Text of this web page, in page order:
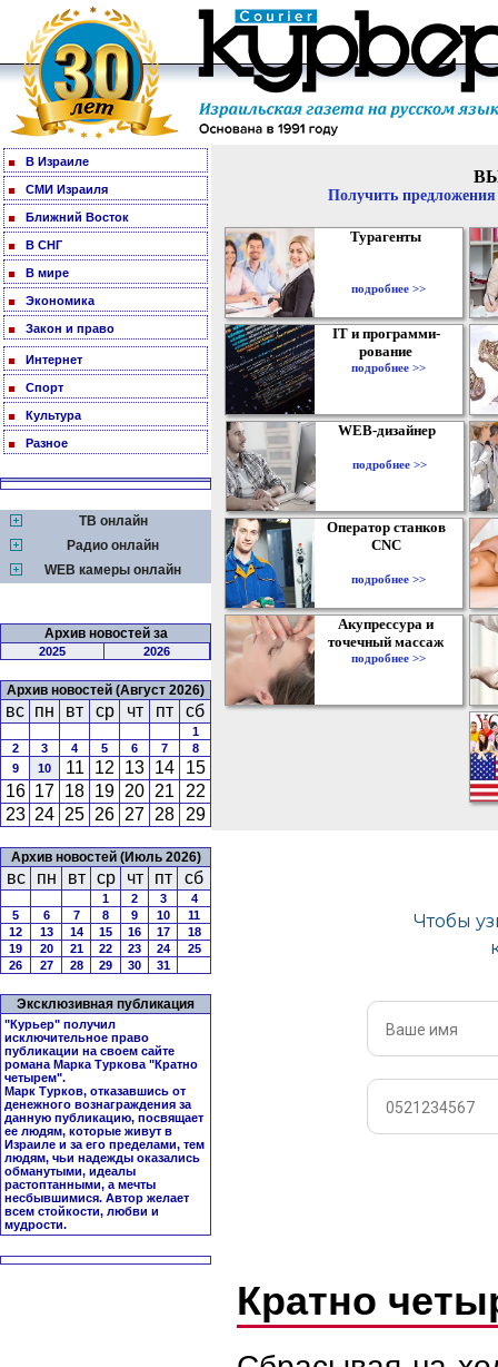
В Израиле
СМИ Израиля
Ближний Восток
В СНГ
В мире
Экономика
Закон и право
Интернет
Спорт
Культура
Разное
ТВ онлайн
Радио онлайн
WEB камеры онлайн
Архив новостей за
2025 2026
Архив новостей (Август 2026)
вс пн вт ср чт пт сб
1
2
3 4 5 6 7
8
9
10 11 12 13 14
15
16 17 18 19 20 21
22
23 24 25 26 27 28 29
Архив новостей (Июль 2026)
вс пн вт ср чт пт сб
1 2 3
4
5
6 7 8 9 10
11
12
13 14 15 16 17
18
19
20 21 22 23 24
25
26
27 28 29 30 31
Эксклюзивная публикация
"Курьер" получил
исключительное право
публикации на своем сайте
романа Марка Туркова "Кратно
четырем".
Марк Турков, отказавшись от
денежного вознаграждения за
данную публикацию, посвящает
ее людям, которые живут в
Израиле и за его пределами, тем
людям, чьи надежды оказались
обманутыми, идеалы
растоптанными, а мечты
несбывшимися. Автор желает
всем стойкости, любви и
мудрости.
Получить
Турагенты
подробнее >>
IT и программи-
рование
подробнее >>
WEB-дизайнер
подробнее >>
Оператор станков
CNC
подробнее >>
Акупрессура и
точечный массаж
подробнее >>
Кратно